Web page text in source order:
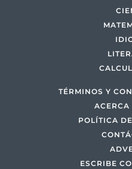
TÉRMINOS Y
ACERCA
POLÍTICA
ESCRIBE